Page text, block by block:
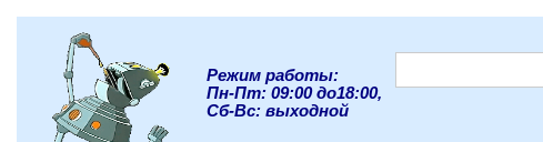
Режим работы:
Пн-Пт: 09:00 до18:00,
Сб-Вс: выходной